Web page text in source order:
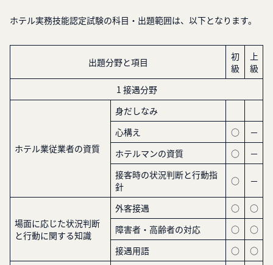
ホテル実務技能認定試験の科目・出題範囲は、以下となります。
出題分野と項目
初
級
上
級
1 接遇分野
ホテル業従業者の資質
身だしなみ
心構え
○
－
ホテルマンの資質
○
－
接客時の状況判断と行動指
針
○ －
場面に応じた状況判断
と行動に関する知識
外客接遇 ○
○
障害者・高齢者の対応
○
○
接遇用語
○ ○